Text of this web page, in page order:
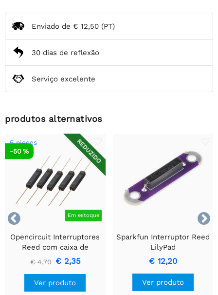
Enviado de € 12,50 (PT)
30 dias de reflexão
Serviço excelente
produtos alternativos


REDUZIDO
5 pieces
Em estoque
-50 %
Opencircuit Interruptores
Reed com caixa de
plástico - normalmente
abertos - 5 peças
€ 4,70 € 2,35
Ver produto
Sparkfun Interruptor Reed
LilyPad
€ 12,20
Ver produto